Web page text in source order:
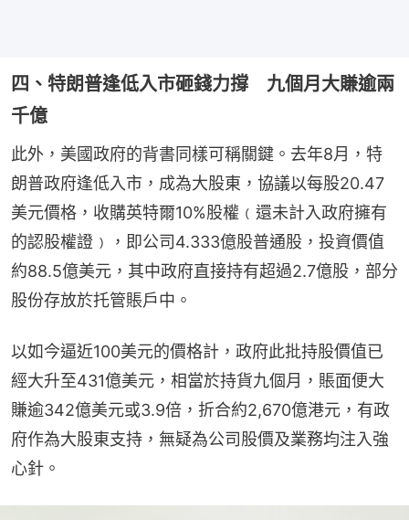
四、特朗普逢低入市砸錢力撐 九個月大賺逾兩
千億
此外，美國政府的背書同樣可稱關鍵。去年8月，特
朗普政府逢低入市，成為大股東，協議以每股20.47
美元價格，收購英特爾10%股權﹙還未計入政府擁有
的認股權證﹚，即公司4.333億股普通股，投資價值
約88.5億美元，其中政府直接持有超過2.7億股，部分
股份存放於托管賬戶中。
以如今逼近100美元的價格計，政府此批持股價值已
經大升至431億美元，相當於持貨九個月，賬面便大
賺逾342億美元或3.9倍，折合約2,670億港元，有政
府作為大股東支持，無疑為公司股價及業務均注入強
心針。